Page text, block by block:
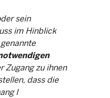
sein
im Hinblick
Zugang zu ihnen
dass die
I